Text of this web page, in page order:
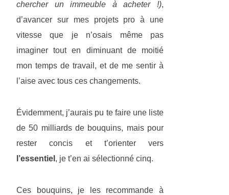
chercher un immeuble à acheter !),
d’avancer sur mes projets pro à une
vitesse que je n’osais même pas
imaginer tout en diminuant de moitié
mon temps de travail, et de me sentir à
l’aise avec tous ces changements.
Évidemment, j’aurais pu te faire une liste
de 50 milliards de bouquins, mais pour
rester concis et t’orienter vers
l’essentiel , je t’en ai sélectionné cinq.
Ces bouquins, je les recommande à